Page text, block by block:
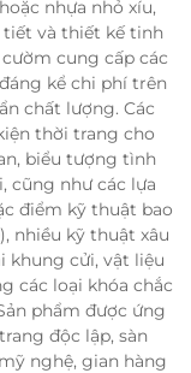
nhựa nhỏ xíu,
tiết và thiết kế tinh
cung cấp các
kể chi phí trên
chất lượng. Các
thời trang cho
biểu tượng tình
cũng như các lựa
điểm kỹ thuật bao
nhiều kỹ thuật xâu
khung cửi, vật liệu
các loại khóa chắc
phẩm được ứng
độc lập, sàn
nghệ, gian hàng